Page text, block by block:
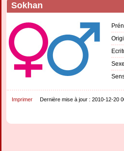
Sokhan
Imprimer Dernière mise à jour : 2010-12-20